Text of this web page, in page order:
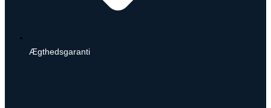
Ægthedsgaranti